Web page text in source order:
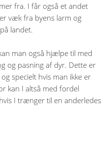
fra. I får også et andet
væk fra byens larm og
landet.
man også hjælpe til med
og pasning af dyr. Dette er
specielt hvis man ikke er
kan I altså med fordel
I trænger til en anderledes